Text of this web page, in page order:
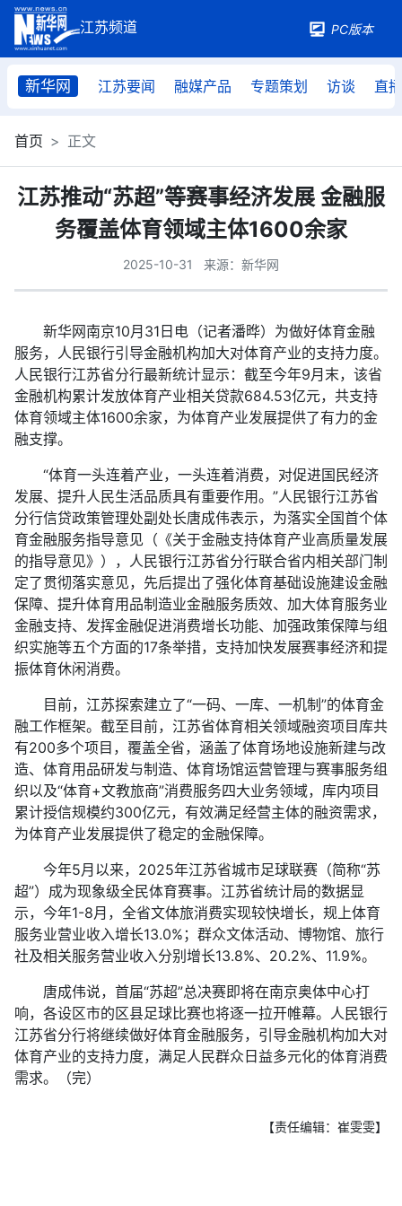
PC版本
新华网 江苏要闻 融媒产品 专题策划 访谈 直播
首页 正文
江苏推动“苏超”等赛事经济发展 金融服
务覆盖体育领域主体1600余家
2025-10-31 来源：新华网
新华网南京10月31日电（记者潘晔）为做好体育金融
服务，人民银行引导金融机构加大对体育产业的支持力度。
人民银行江苏省分行最新统计显示：截至今年9月末，该省
金融机构累计发放体育产业相关贷款684.53亿元，共支持
体育领域主体1600余家，为体育产业发展提供了有力的金
融支撑。
“体育一头连着产业，一头连着消费，对促进国民经济
发展、提升人民生活品质具有重要作用。”人民银行江苏省
分行信贷政策管理处副处长唐成伟表示，为落实全国首个体
育金融服务指导意见（《关于金融支持体育产业高质量发展
的指导意见》），人民银行江苏省分行联合省内相关部门制
定了贯彻落实意见，先后提出了强化体育基础设施建设金融
保障、提升体育用品制造业金融服务质效、加大体育服务业
金融支持、发挥金融促进消费增长功能、加强政策保障与组
织实施等五个方面的17条举措，支持加快发展赛事经济和提
振体育休闲消费。
目前，江苏探索建立了“一码、一库、一机制”的体育金
融工作框架。截至目前，江苏省体育相关领域融资项目库共
有200多个项目，覆盖全省，涵盖了体育场地设施新建与改
造、体育用品研发与制造、体育场馆运营管理与赛事服务组
织以及“体育+文教旅商”消费服务四大业务领域，库内项目
累计授信规模约300亿元，有效满足经营主体的融资需求，
为体育产业发展提供了稳定的金融保障。
今年5月以来，2025年江苏省城市足球联赛（简称“苏
超”）成为现象级全民体育赛事。江苏省统计局的数据显
示，今年1-8月，全省文体旅消费实现较快增长，规上体育
服务业营业收入增长13.0%；群众文体活动、博物馆、旅行
社及相关服务营业收入分别增长13.8%、20.2%、11.9%。
唐成伟说，首届“苏超”总决赛即将在南京奥体中心打
响，各设区市的区县足球比赛也将逐一拉开帷幕。人民银行
江苏省分行将继续做好体育金融服务，引导金融机构加大对
体育产业的支持力度，满足人民群众日益多元化的体育消费
需求。（完）
【责任编辑：崔雯雯】